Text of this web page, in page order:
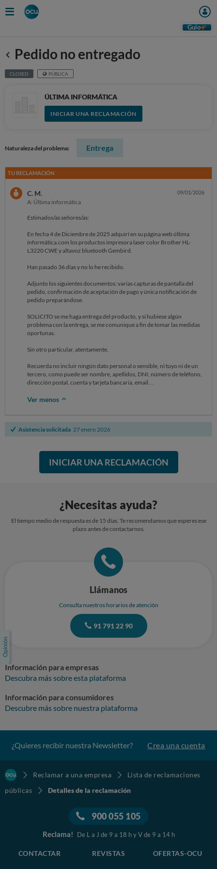
Guio
Anterior
Pedido no entregado
CLOSED PÚBLICA
ÚLTIMA INFORMÁTICA
INICIAR UNA RECLAMACIÓN
Naturaleza del problema: Entrega
TU RECLAMACIÓN
C. M.
A: Última informática
09/01/2026
Estimados/as señores/as:
En fecha 4 de Diciembre de 2025 adquirí en su página web última
informática.com los productos impresora laser color Brother HL-
L3220 CWE y altavoz bluetooth Gembird.
Han pasado 36 días y no lo he recibido.
Adjunto los siguientes documentos: varias capturas de pantalla del
pedido, confirmación de aceptación de pago y única notificación de
pedido preparándose.
SOLICITO se me haga entrega del producto, y si hubiese algún
problema con la entrega, se me comunique a fin de tomar las medidas
oportunas.
Sin otro particular, atentamente.
Recuerda no incluir ningún dato personal o sensible, ni tuyo ni de un
tercero, como puede ser nombre, apellidos, DNI, número de teléfono,
dirección postal, cuenta y tarjeta bancaria, email…
Ver menos
Asistencia solicitada 27 enero 2026
INICIAR UNA RECLAMACIÓN
¿Necesitas ayuda?
El tiempo medio de respuesta es de 15 días. Te recomendamos que esperes ese
plazo antes de contactarnos.
Llámanos
Consulta nuestros horarios de atención
91 791 22 90
Información para empresas
Descubra más sobre esta plataforma
Información para consumidores
Descubre más sobre nuestra plataforma
¿Quieres recibir nuestra Newsletter? Crea una cuenta
Reclamar a una empresa
Lista de reclamaciones
públicas
Detalles de la reclamación
900 055 105
Reclama! De L a J de 9 a 18 h y V de 9 a 14 h
CONTACTAR REVISTAS OFERTAS-OCU